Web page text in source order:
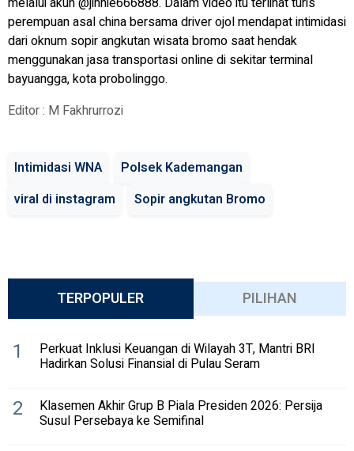
perempuan asal china bersama driver ojol mendapat intimidasi
dari oknum sopir angkutan wisata bromo saat hendak
menggunakan jasa transportasi online di sekitar terminal
bayuangga, kota probolinggo.
Editor : M Fakhrurrozi
Intimidasi WNA
Polsek Kademangan
viral di instagram
Sopir angkutan Bromo
TERPOPULER PILIHAN
1 Perkuat Inklusi Keuangan di Wilayah 3T, Mantri BRI
Hadirkan Solusi Finansial di Pulau Seram
2 Klasemen Akhir Grup B Piala Presiden 2026: Persija
Susul Persebaya ke Semifinal